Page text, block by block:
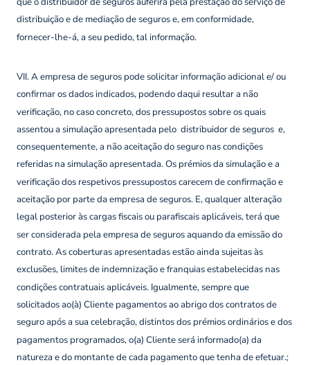
distribuição e de mediação de seguros e, em conformidade,
fornecer-lhe-á, a seu pedido, tal informação.
VII. A empresa de seguros pode solicitar informação adicional e/ ou
confirmar os dados indicados, podendo daqui resultar a não
verificação, no caso concreto, dos pressupostos sobre os quais
assentou a simulação apresentada pelo distribuidor de seguros e,
consequentemente, a não aceitação do seguro nas condições
referidas na simulação apresentada. Os prémios da simulação e a
verificação dos respetivos pressupostos carecem de confirmação e
aceitação por parte da empresa de seguros. E, qualquer alteração
legal posterior às cargas fiscais ou parafiscais aplicáveis, terá que
ser considerada pela empresa de seguros aquando da emissão do
contrato. As coberturas apresentadas estão ainda sujeitas às
exclusões, limites de indemnização e franquias estabelecidas nas
condições contratuais aplicáveis. Igualmente, sempre que
solicitados ao(à) Cliente pagamentos ao abrigo dos contratos de
seguro após a sua celebração, distintos dos prémios ordinários e dos
pagamentos programados, o(a) Cliente será informado(a) da
natureza e do montante de cada pagamento que tenha de efetuar.;